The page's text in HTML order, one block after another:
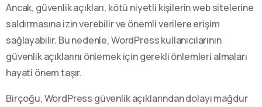
Ancak, güvenlik açıkları, kötü niyetli kişilerin web sitelerine
saldırmasına izin verebilir ve önemli verilere erişim
sağlayabilir. Bu nedenle, WordPress kullanıcılarının
güvenlik açıklarını önlemek için gerekli önlemleri almaları
hayati önem taşır.
Birçoğu, WordPress güvenlik açıklarından dolayı mağdur